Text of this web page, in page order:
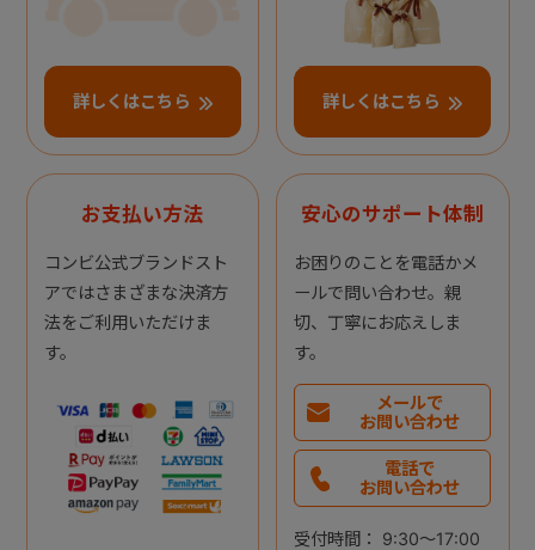
詳しくはこちら 詳しくはこちら
お支払い方法
コンビ公式ブランドスト
アではさまざまな決済方
法をご利用いただけま
す。
安心のサポート体制
お困りのことを電話かメ
ールで問い合わせ。親
切、丁寧にお応えしま
す。
メールで
お問い合わせ
電話で
お問い合わせ
受付時間： 9:30～17:00